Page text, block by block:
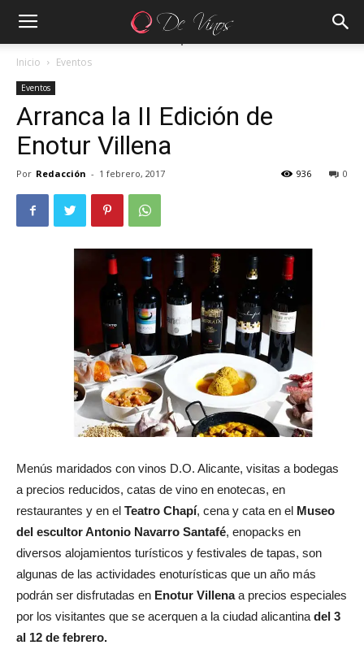
Inicio Eventos
Eventos
Arranca la II Edición de
Enotur Villena
Por Redacción - 1 febrero, 2017 0
936
Menús maridados con vinos D.O. Alicante, visitas a bodegas
a precios reducidos, catas de vino en enotecas, en
restaurantes y en el Teatro Chapí, cena y cata en el Museo
del escultor Antonio Navarro Santafé, enopacks en
diversos alojamientos turísticos y festivales de tapas, son
algunas de las actividades enoturísticas que un año más
podrán ser disfrutadas en Enotur Villenaa precios especiales
por los visitantes que se acerquen a la ciudad alicantina del 3
al 12 de febrero.